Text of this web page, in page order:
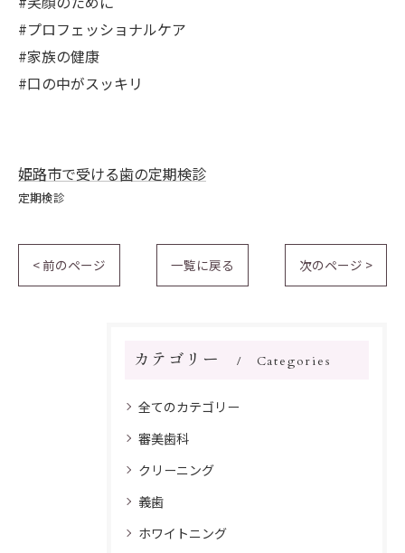
#プロフェッショナルケア
#家族の健康
#口の中がスッキリ
姫路市で受ける歯の定期検診
定期検診
< 前のページ 一覧に戻る 次のページ >
カテゴリー Categories
全てのカテゴリー
審美歯科
クリーニング
義歯
ホワイトニング